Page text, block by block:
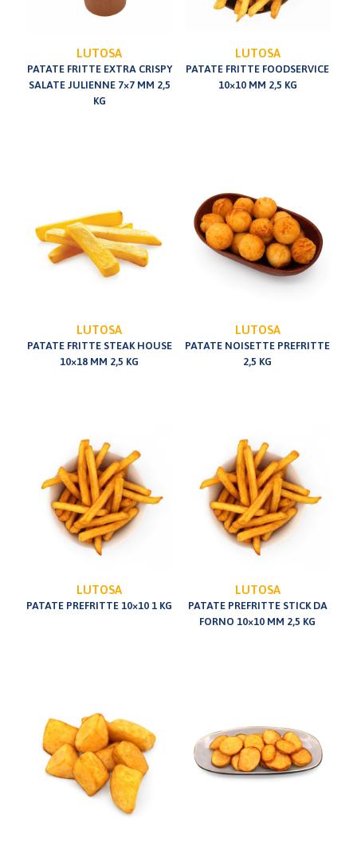
LUTOSA
PATATE FRITTE EXTRA CRISPY
SALATE JULIENNE 7×7 MM 2,5
KG
LUTOSA
PATATE FRITTE FOODSERVICE
10×10 MM 2,5 KG
LUTOSA
PATATE FRITTE STEAK HOUSE
10×18 MM 2,5 KG
LUTOSA
PATATE NOISETTE PREFRITTE
2,5 KG
LUTOSA
PATATE PREFRITTE 10×10 1 KG
LUTOSA
PATATE PREFRITTE STICK DA
FORNO 10×10 MM 2,5 KG